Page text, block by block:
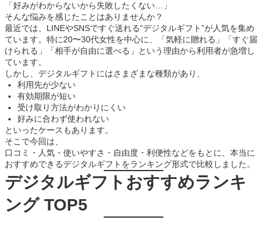
「好みがわからないから失敗したくない…」
そんな悩みを感じたことはありませんか？
最近では、LINEやSNSですぐ送れる“デジタルギフト”が人気を集め
ています。特に20〜30代女性を中心に、「気軽に贈れる」「すぐ届
けられる」「相手が自由に選べる」という理由から利用者が急増し
ています。
しかし、デジタルギフトにはさまざまな種類があり、
利用先が少ない
有効期限が短い
受け取り方法がわかりにくい
好みに合わず使われない
といったケースもあります。
そこで今回は、
口コミ・人気・使いやすさ・自由度・利便性などをもとに、本当に
おすすめできるデジタルギフトをランキング形式で比較しました。
デジタルギフトおすすめランキ
ング TOP5